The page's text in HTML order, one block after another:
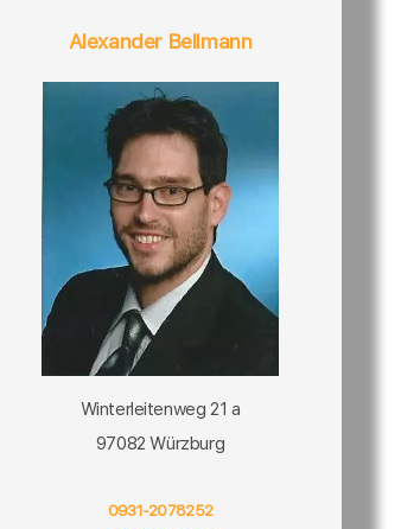
Alexander Bellmann
Winterleitenweg 21 a
97082 Würzburg
0931-2078252